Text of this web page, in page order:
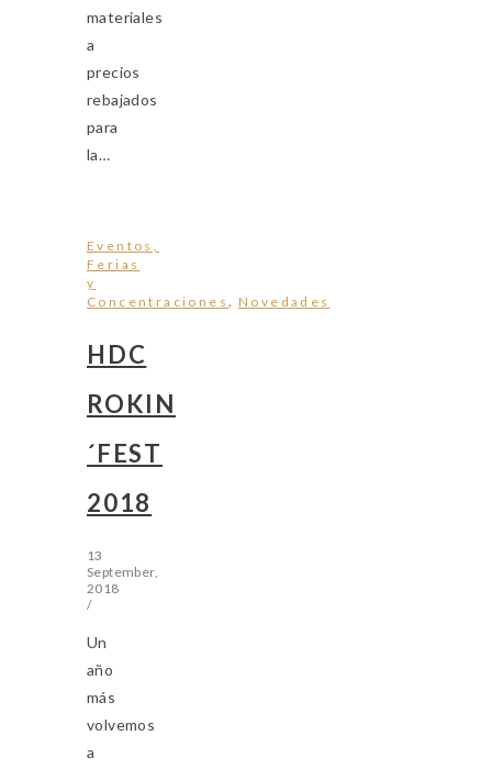
materiales
a
precios
rebajados
para
la…
Eventos,
Ferias
y
Concentraciones,Novedades
HDC
ROKIN
´FEST
2018
13
September,
2018
/
Un
año
más
volvemos
a